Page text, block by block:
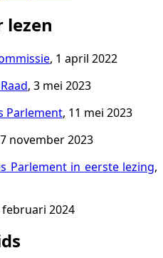
lezen
, 1 april 2022
, 3 mei 2023
Parlement, 11 mei 2023
november 2023
Parlement in eerste lezing,
februari 2024